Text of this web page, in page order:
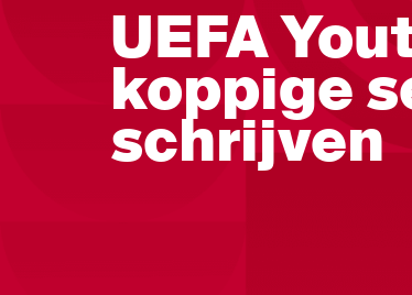
UEFA
koppige
schrijven